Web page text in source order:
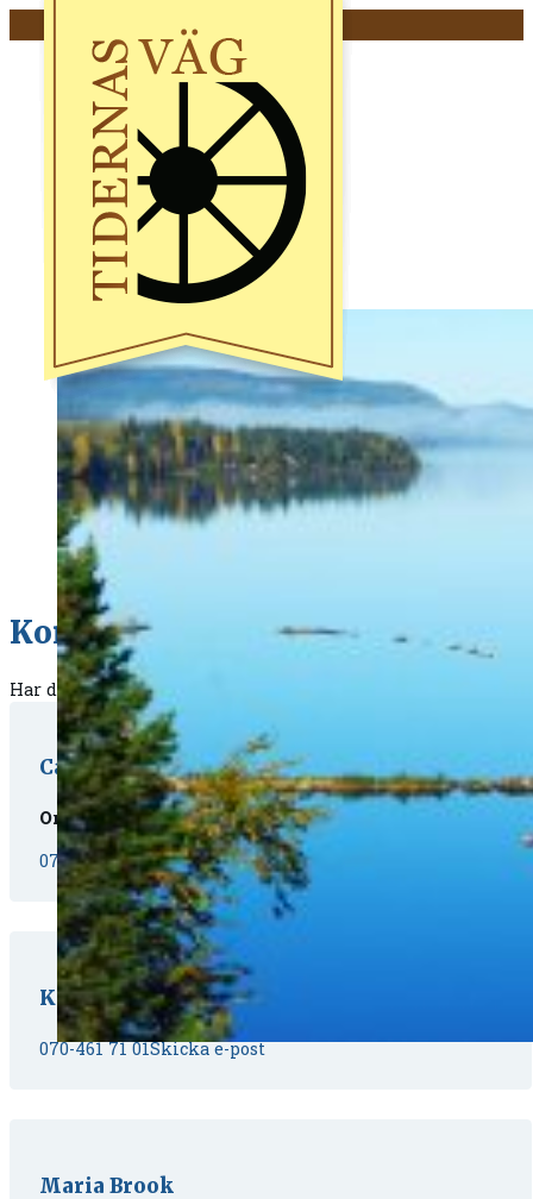
Kontakta oss
Har du några frågor eller funderingar? Välkommen att
Carin Gisslén-Schönning
Ordförande
070-398 37 83Skicka e-post
Kristian Nebes
070-461 71 01Skicka e-post
Maria Brook